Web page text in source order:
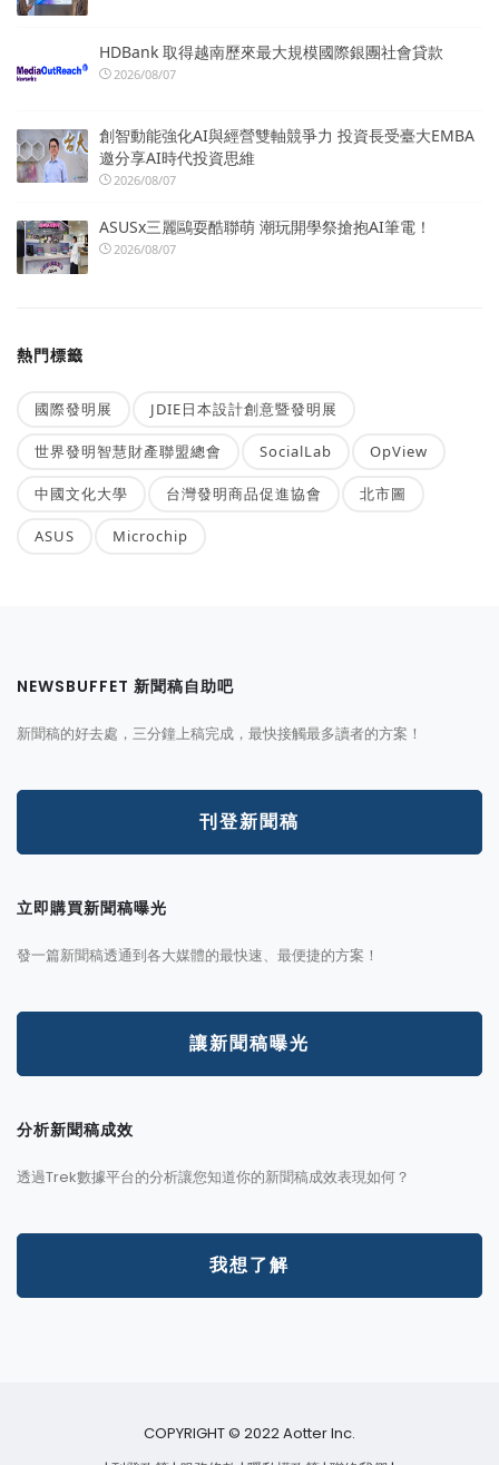
HDBank 取得越南歷來最大規模國際銀團社會貸款
2026/08/07
創智動能強化AI與經營雙軸競爭力 投資長受臺大EMBA
邀分享AI時代投資思維
2026/08/07
ASUSx三麗鷗耍酷聯萌 潮玩開學祭搶抱AI筆電！
2026/08/07
熱門標籤
國際發明展 JDIE日本設計創意暨發明展
世界發明智慧財產聯盟總會 SocialLab OpView
中國文化大學 台灣發明商品促進協會 北市圖
ASUS Microchip
NEWSBUFFET 新聞稿自助吧
新聞稿的好去處，三分鐘上稿完成，最快接觸最多讀者的方案！
刊登新聞稿
立即購買新聞稿曝光
發一篇新聞稿透通到各大媒體的最快速、最便捷的方案！
讓新聞稿曝光
分析新聞稿成效
透過Trek數據平台的分析讓您知道你的新聞稿成效表現如何？
我想了解
COPYRIGHT © 2022 Aotter Inc.